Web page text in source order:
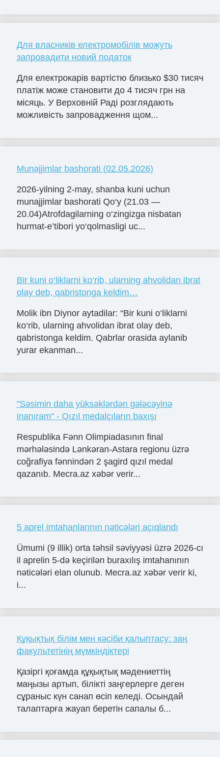
Для власників електромобілів можуть
запровадити новий податок
Для електрокарів вартістю близько $30 тисяч
платіж може становити до 4 тисяч грн на
місяць. У Верховній Раді розглядають
можливість запровадження щом...
Munajjimlar bashorati (02.05.2026)
2026-yilning 2-may, shanba kuni uchun
munajjimlar bashorati Qo‘y (21.03 —
20.04)Atrofdagilarning o‘zingizga nisbatan
hurmat-e’tibori yo‘qolmasligi uc...
Bir kuni o‘liklarni ko‘rib, ularning ahvolidan ibrat
olay deb, qabristonga keldim…
Molik ibn Diynor aytadilar: “Bir kuni o‘liklarni
ko‘rib, ularning ahvolidan ibrat olay deb,
qabristonga keldim. Qabrlar orasida aylanib
yurar ekanman...
"Səsimin daha yüksəklərdən gələcəyinə
inanıram" - Qızıl medalçıların baxışı
Respublika Fənn Olimpiadasının final
mərhələsində Lənkəran-Astara regionu üzrə
coğrafiya fənnindən 2 şagird qızıl medal
qazanıb. Mecra.az xəbər verir...
5 aprel imtahanlarının nəticələri açıqlandı
Ümumi (9 illik) orta təhsil səviyyəsi üzrə 2026-cı
il aprelin 5-də keçirilən buraxılış imtahanının
nəticələri elan olunub. Mecra.az xəbər verir ki,
i...
Құқықтық білім мен кәсіби қалыптасу: заң
факультетінің мүмкіндіктері
Қазіргі қоғамда құқықтық мәдениеттің
маңызы артып, білікті заңгерлерге деген
сұраныс күн санап өсіп келеді. Осындай
талаптарға жауап беретін сапалы б...